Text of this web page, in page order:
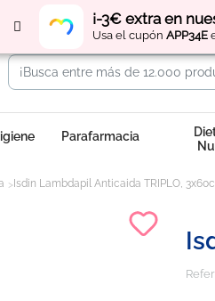
¡-3€ extra en
Usa el cupón APP34E
Parafarmacia
Isdin Lambdapil Anticaida TRIPLO,